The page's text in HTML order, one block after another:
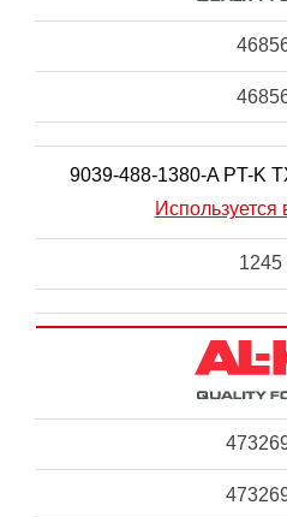
9039-488-1380-A PT-K
Используется
1245